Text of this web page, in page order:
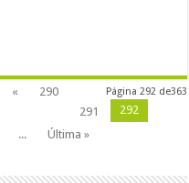
Página 292 de363
«
290
291
292
... Última »